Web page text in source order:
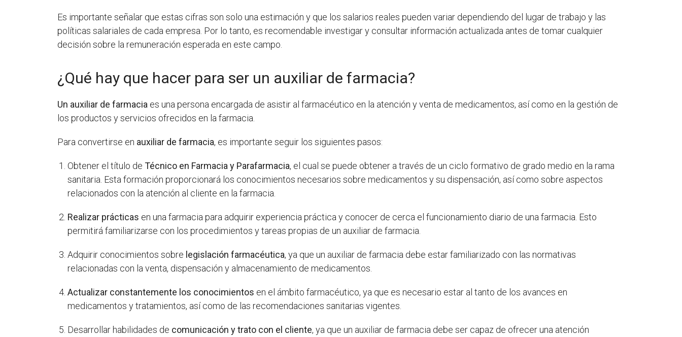
Es importante señalar que estas cifras son solo una estimación y que los salarios reales pueden variar dependiendo del lugar de trabajo y las
políticas salariales de cada empresa. Por lo tanto, es recomendable investigar y consultar información actualizada antes de tomar cualquier
decisión sobre la remuneración esperada en este campo.
¿Qué hay que hacer para ser un auxiliar de farmacia?
Un auxiliar de farmacia es una persona encargada de asistir al farmacéutico en la atención y venta de medicamentos, así como en la gestión de
los productos y servicios ofrecidos en la farmacia.
Para convertirse en auxiliar de farmacia, es importante seguir los siguientes pasos:
Obtener el título deTécnico en Farmacia y Parafarmacia, el cual se puede obtener a través de un ciclo formativo de grado medio en la rama
sanitaria. Esta formación proporcionará los conocimientos necesarios sobre medicamentos y su dispensación, así como sobre aspectos
relacionados con la atención al cliente en la farmacia.
Realizar prácticas en una farmacia para adquirir experiencia práctica y conocer de cerca el funcionamiento diario de una farmacia. Esto
permitirá familiarizarse con los procedimientos y tareas propias de un auxiliar de farmacia.
Adquirir conocimientos sobre legislación farmacéutica, ya que un auxiliar de farmacia debe estar familiarizado con las normativas
relacionadas con la venta, dispensación y almacenamiento de medicamentos.
Actualizar constantemente los conocimientos en el ámbito farmacéutico, ya que es necesario estar al tanto de los avances en
medicamentos y tratamientos, así como de las recomendaciones sanitarias vigentes.
Desarrollar habilidades de comunicación y trato con el cliente, ya que un auxiliar de farmacia debe ser capaz de ofrecer una atención